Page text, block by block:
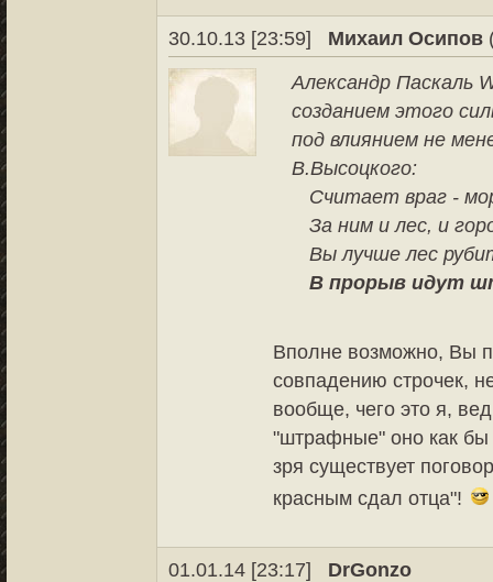
30.10.13 [23:59] Михаил Осипов
Александр Паскаль
созданием этого
под влиянием не
В.Высоцкого:
Считает враг -
За ним и лес, и
Вы лучше лес
В прорыв идут
Вполне возможно, Вы
совпадению строчек,
вообще, чего это я,
"штрафные" оно как бы
зря существует
красным сдал отца"!
01.01.14 [23:17]
DrGonzo